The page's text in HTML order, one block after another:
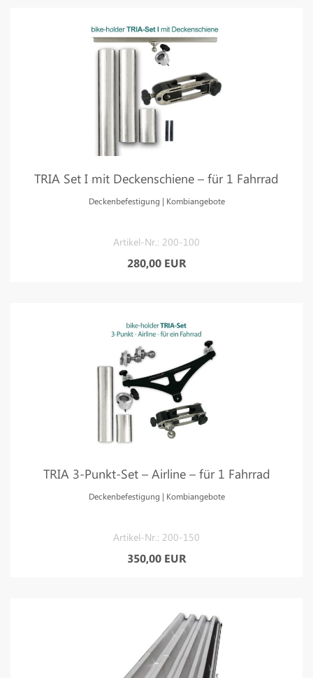
aerodynamische
TRIA Set I mit Deckenschiene – für 1 Fahrrad
Deckenbefestigung | Kombiangebote
Artikel-Nr.: 200-100
280,00 EUR
TRIA 3-Punkt-Set – Airline – für 1 Fahrrad
Deckenbefestigung | Kombiangebote
Artikel-Nr.: 200-150
350,00 EUR